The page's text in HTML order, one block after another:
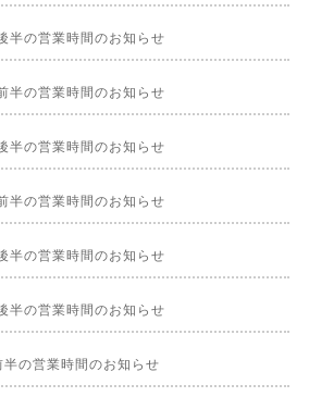
半の営業時間のお知らせ
半の営業時間のお知らせ
半の営業時間のお知らせ
半の営業時間のお知らせ
半の営業時間のお知らせ
半の営業時間のお知らせ
の営業時間のお知らせ